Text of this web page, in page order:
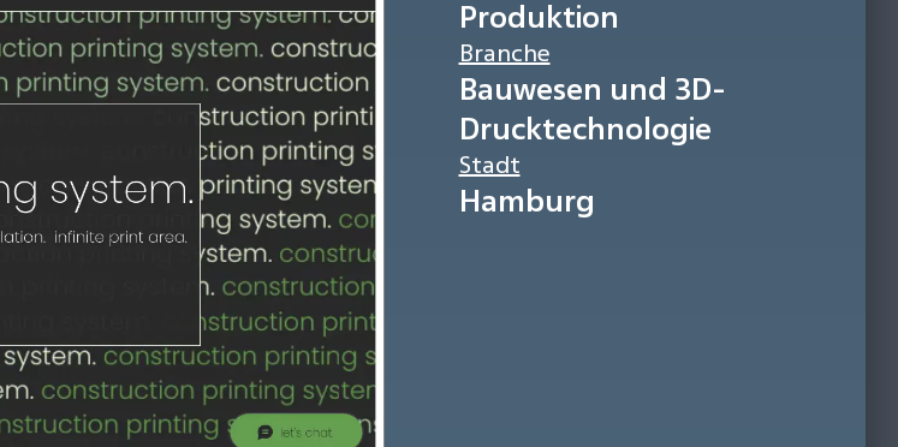
Produktion
Branche
Bauwesen und 3D-
Drucktechnologie
Stadt
Hamburg